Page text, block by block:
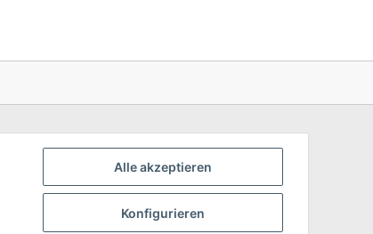
Alle akzeptieren
Konfigurieren